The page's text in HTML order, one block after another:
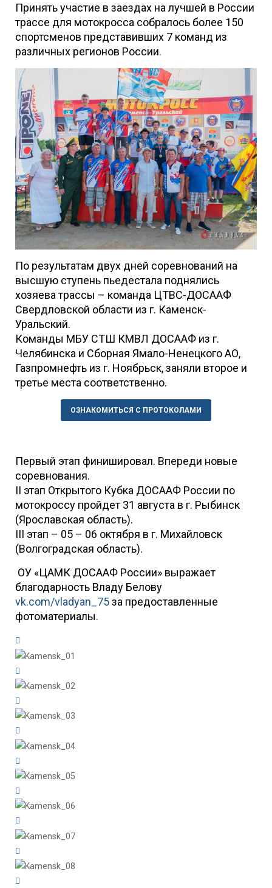
Принять участие в заездах на лучшей в России
трассе для мотокросса собралось более 150
спортсменов представивших 7 команд из
различных регионов России.
По результатам двух дней соревнований на
высшую ступень пьедестала поднялись
хозяева трассы – команда ЦТВС-ДОСААФ
Свердловской области из г. Каменск-
Уральский.
Команды МБУ СТШ КМВЛ ДОСААФ из г.
Челябинска и Сборная Ямало-Ненецкого АО,
Газпромнефть из г. Ноябрьск, заняли второе и
третье места соответственно.
ОЗНАКОМИТЬСЯ С ПРОТОКОЛАМИ
Первый этап финишировал. Впереди новые
соревнования.
II этап Открытого Кубка ДОСААФ России по
мотокроссу пройдет 31 августа в г. Рыбинск
(Ярославская область).
III этап – 05 – 06 октября в г. Михайловск
(Волгоградская область).
ОУ «ЦАМК ДОСААФ России» выражает
благодарность Владу Белову
vk.com/vladyan_75за предоставленные
фотоматериалы.